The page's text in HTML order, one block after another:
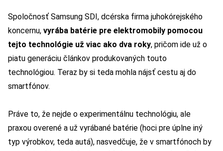
Spoločnosť Samsung SDI, dcérska firma juhokórejského
koncernu, vyrába batérie pre elektromobily pomocou
tejto technológie už viac ako dva roky, pričom ide už o
piatu generáciu článkov produkovaných touto
technológiou. Teraz by si teda mohla nájsť cestu aj do
smartfónov.
Práve to, že nejde o experimentálnu technológiu, ale
praxou overené a už vyrábané batérie (hoci pre úplne iný
typ výrobkov, teda autá), nasvedčuje, že v smartfónoch by